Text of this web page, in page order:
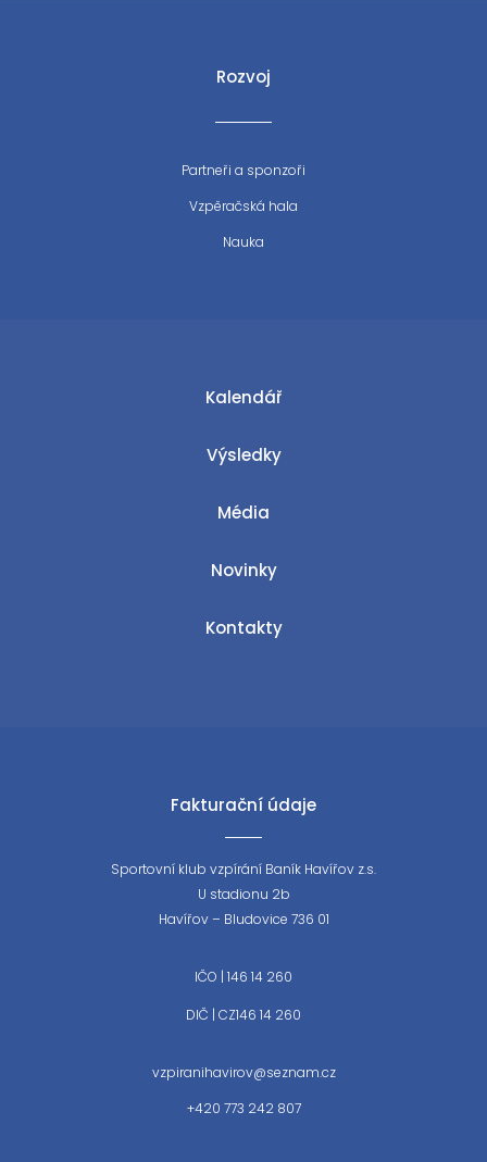
Rozvoj
Partneři a sponzoři
Vzpěračská hala
Nauka
Kalendář
Výsledky
Média
Novinky
Kontakty
Fakturační údaje
Sportovní klub vzpírání Baník Havířov z.s.
U stadionu 2b
Havířov – Bludovice 736 01
IČO | 146 14 260
DIČ | CZ146 14 260
vzpiranihavirov@seznam.cz
+420 773 242 807